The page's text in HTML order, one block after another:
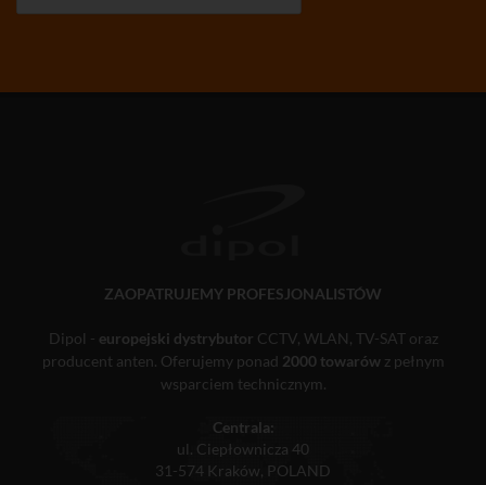
ZAOPATRUJEMY PROFESJONALISTÓW
Dipol - europejski dystrybutor CCTV, WLAN, TV-SAT oraz
producent anten. Oferujemy ponad 2000 towarówz pełnym
wsparciem technicznym.
Centrala:
ul. Ciepłownicza 40
31-574 Kraków, POLAND